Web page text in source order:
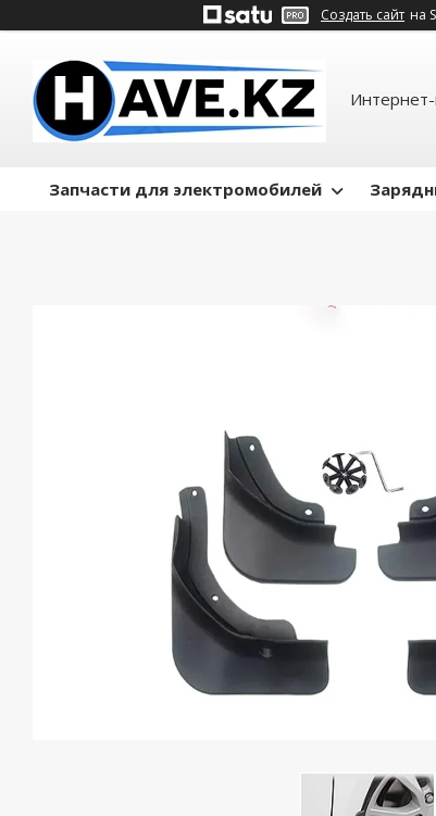
Создать сайт на
Запчасти для электромобилей